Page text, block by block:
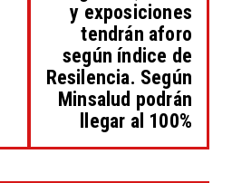
y exposiciones
tendrán aforo
según índice de
Resilencia. Según
Minsalud podrán
llegar al 100%